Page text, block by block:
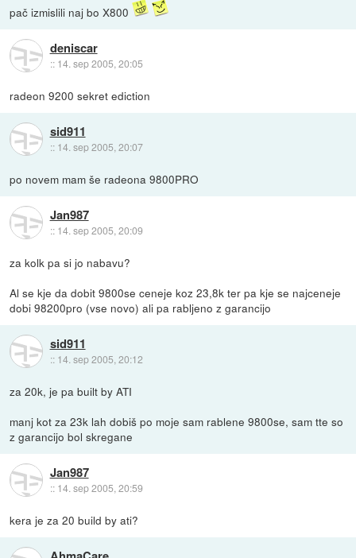
pač izmislili naj bo X800
deniscar
:: 14. sep 2005, 20:05
radeon 9200 sekret ediction
sid911
:: 14. sep 2005, 20:07
po novem mam še radeona 9800PRO
Jan987
:: 14. sep 2005, 20:09
za kolk pa si jo nabavu?
Al se kje da dobit 9800se ceneje koz 23,8k ter pa kje se najceneje
dobi 98200pro (vse novo) ali pa rabljeno z garancijo
sid911
:: 14. sep 2005, 20:12
za 20k, je pa built by ATI
manj kot za 23k lah dobiš po moje sam rablene 9800se, sam tte so
z garancijo bol skregane
Jan987
:: 14. sep 2005, 20:59
kera je za 20 build by ati?